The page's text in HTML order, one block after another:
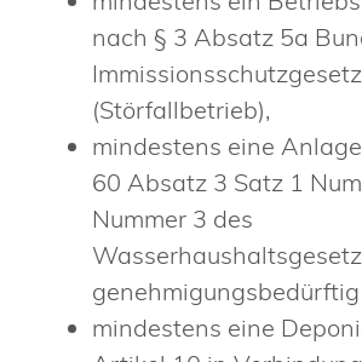
nach § 3 Absatz 5a
Immissionsschutzgesetz
(Störfallbetrieb),
mindestens eine
60 Absatz 3 Satz 1
Nummer 3 des
mindestens eine